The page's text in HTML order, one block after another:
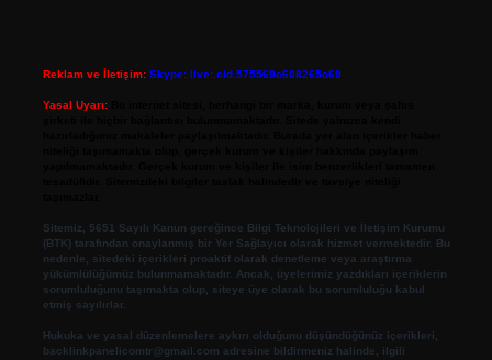
Reklam ve İletişim: Skype: live:.cid.575569c608265c69
Yasal Uyarı:
Sitemiz, 5651 Sayılı Kanun gereğince Bilgi Teknolojileri ve İletişim Kurumu
(BTK) tarafından onaylanmış bir Yer Sağlayıcı olarak hizmet vermektedir. Bu
nedenle, sitedeki içerikleri proaktif olarak denetleme veya araştırma
yükümlülüğümüz bulunmamaktadır. Ancak, üyelerimiz yazdıkları içeriklerin
sorumluluğunu taşımakta olup, siteye üye olarak bu sorumluluğu kabul
etmiş sayılırlar.
Hukuka ve yasal düzenlemelere aykırı olduğunu düşündüğünüz içerikleri,
backlinkpanelicomtr@gmail.com adresine bildirmeniz halinde, ilgili